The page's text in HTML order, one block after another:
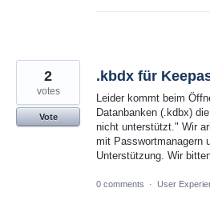
.kbdx für
Leider kommt beim
Datanbanken (.kdbx)
nicht unterstützt." Wir
mit Passwortmanagern
Unterstützung. Wir
2
votes
Vote
0 comments · User